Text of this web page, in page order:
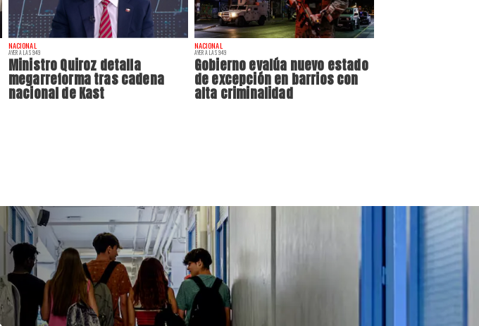
NACIONAL
AYER A LAS 9:49
Ministro Quiroz detalla
megarreforma tras cadena
nacional de Kast
NACIONAL
AYER A LAS 9:49
Gobierno evalúa nuevo estado
de excepción en barrios con
alta criminalidad